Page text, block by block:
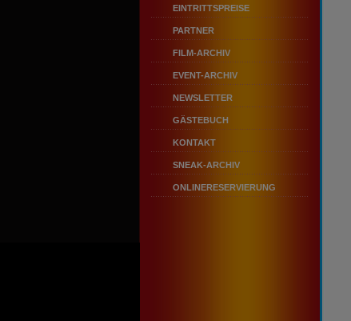
EINTRITTSPREISE
PARTNER
FILM-ARCHIV
EVENT-ARCHIV
NEWSLETTER
GÄSTEBUCH
KONTAKT
SNEAK-ARCHIV
ONLINERESERVIERUNG